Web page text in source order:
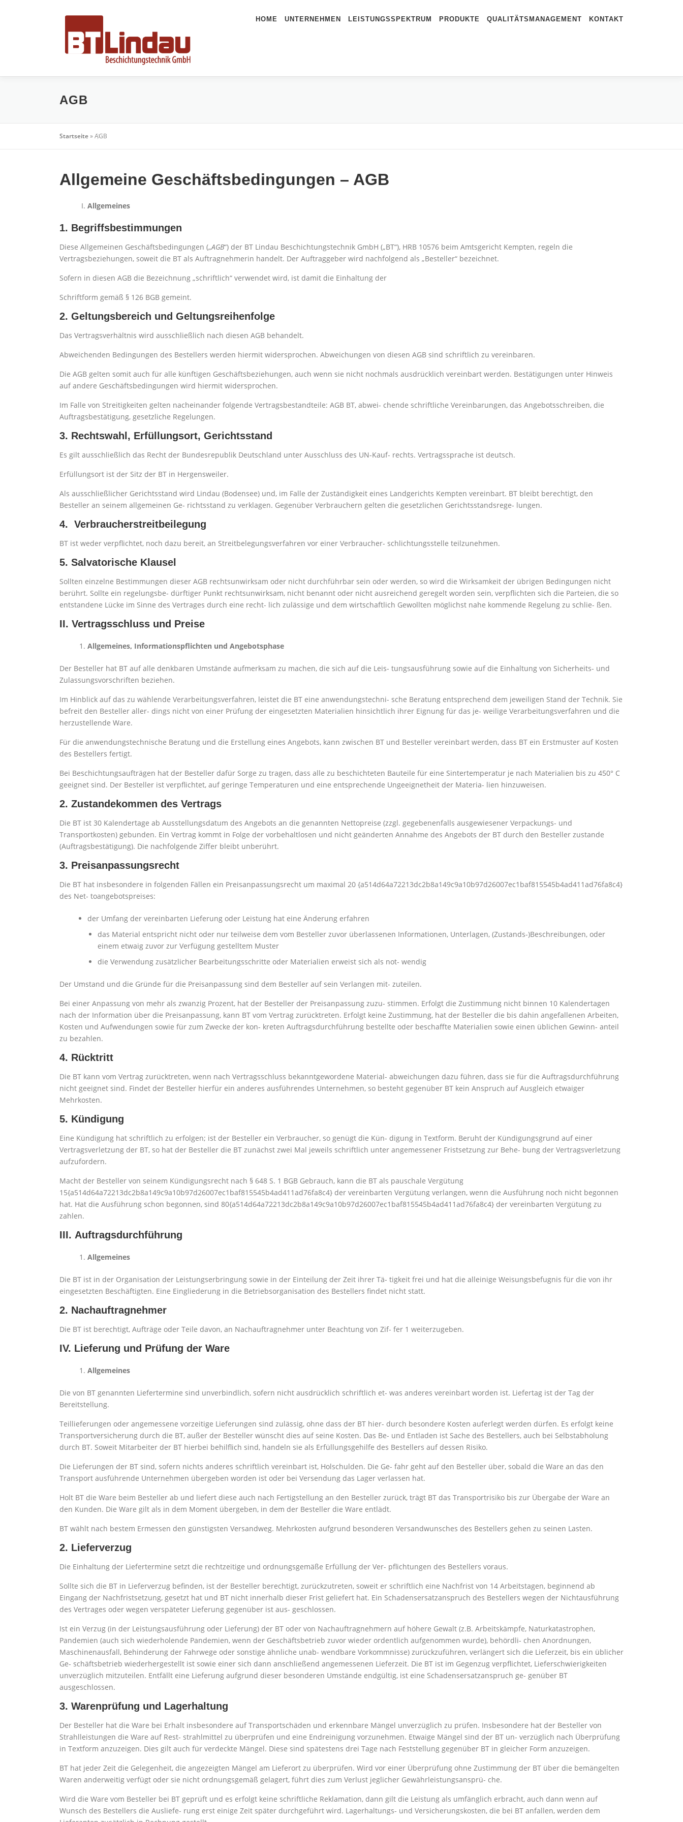
HOME UNTERNEHMEN LEISTUNGSSPEKTRUM PRODUKTE QUALITÄTSMANAGEMENT KONTAKT
AGB
Startseite»AGB
Allgemeine Geschäftsbedingungen – AGB
Allgemeines
1. Begriffsbestimmungen
Diese Allgemeinen Geschäftsbedingungen („AGB“) der BT Lindau Beschichtungstechnik GmbH („BT“), HRB 10576 beim Amtsgericht Kempten, regeln die
Vertragsbeziehungen, soweit die BT als Auftragnehmerin handelt. Der Auftraggeber wird nachfolgend als „Besteller“ bezeichnet.
Sofern in diesen AGB die Bezeichnung „schriftlich“ verwendet wird, ist damit die Einhaltung der
Schriftform gemäß § 126 BGB gemeint.
2. Geltungsbereich und Geltungsreihenfolge
Das Vertragsverhältnis wird ausschließlich nach diesen AGB behandelt.
Abweichenden Bedingungen des Bestellers werden hiermit widersprochen. Abweichungen von diesen AGB sind schriftlich zu vereinbaren.
Die AGB gelten somit auch für alle künftigen Geschäftsbeziehungen, auch wenn sie nicht nochmals ausdrücklich vereinbart werden. Bestätigungen unter Hinweis
auf andere Geschäftsbedingungen wird hiermit widersprochen.
Im Falle von Streitigkeiten gelten nacheinander folgende Vertragsbestandteile: AGB BT, abwei- chende schriftliche Vereinbarungen, das Angebotsschreiben, die
Auftragsbestätigung, gesetzliche Regelungen.
3. Rechtswahl, Erfüllungsort, Gerichtsstand
Es gilt ausschließlich das Recht der Bundesrepublik Deutschland unter Ausschluss des UN-Kauf- rechts. Vertragssprache ist deutsch.
Erfüllungsort ist der Sitz der BT in Hergensweiler.
Als ausschließlicher Gerichtsstand wird Lindau (Bodensee) und, im Falle der Zuständigkeit eines Landgerichts Kempten vereinbart. BT bleibt berechtigt, den
Besteller an seinem allgemeinen Ge- richtsstand zu verklagen. Gegenüber Verbrauchern gelten die gesetzlichen Gerichtsstandsrege- lungen.
4. Verbraucherstreitbeilegung
BT ist weder verpflichtet, noch dazu bereit, an Streitbelegungsverfahren vor einer Verbraucher- schlichtungsstelle teilzunehmen.
5. Salvatorische Klausel
Sollten einzelne Bestimmungen dieser AGB rechtsunwirksam oder nicht durchführbar sein oder werden, so wird die Wirksamkeit der übrigen Bedingungen nicht
berührt. Sollte ein regelungsbe- dürftiger Punkt rechtsunwirksam, nicht benannt oder nicht ausreichend geregelt worden sein, verpflichten sich die Parteien, die so
entstandene Lücke im Sinne des Vertrages durch eine recht- lich zulässige und dem wirtschaftlich Gewollten möglichst nahe kommende Regelung zu schlie- ßen.
II. Vertragsschluss und Preise
Allgemeines, Informationspflichten und Angebotsphase
Der Besteller hat BT auf alle denkbaren Umstände aufmerksam zu machen, die sich auf die Leis- tungsausführung sowie auf die Einhaltung von Sicherheits- und
Zulassungsvorschriften beziehen.
Im Hinblick auf das zu wählende Verarbeitungsverfahren, leistet die BT eine anwendungstechni- sche Beratung entsprechend dem jeweiligen Stand der Technik. Sie
befreit den Besteller aller- dings nicht von einer Prüfung der eingesetzten Materialien hinsichtlich ihrer Eignung für das je- weilige Verarbeitungsverfahren und die
herzustellende Ware.
Für die anwendungstechnische Beratung und die Erstellung eines Angebots, kann zwischen BT und Besteller vereinbart werden, dass BT ein Erstmuster auf Kosten
des Bestellers fertigt.
Bei Beschichtungsaufträgen hat der Besteller dafür Sorge zu tragen, dass alle zu beschichteten Bauteile für eine Sintertemperatur je nach Materialien bis zu 450° C
geeignet sind. Der Besteller ist verpflichtet, auf geringe Temperaturen und eine entsprechende Ungeeignetheit der Materia- lien hinzuweisen.
2. Zustandekommen des Vertrags
Die BT ist 30 Kalendertage ab Ausstellungsdatum des Angebots an die genannten Nettopreise (zzgl. gegebenenfalls ausgewiesener Verpackungs- und
Transportkosten) gebunden. Ein Vertrag kommt in Folge der vorbehaltlosen und nicht geänderten Annahme des Angebots der BT durch den Besteller zustande
(Auftragsbestätigung). Die nachfolgende Ziffer bleibt unberührt.
3. Preisanpassungsrecht
Die BT hat insbesondere in folgenden Fällen ein Preisanpassungsrecht um maximal 20 {a514d64a72213dc2b8a149c9a10b97d26007ec1baf815545b4ad411ad76fa8c4}
des Net- toangebotspreises:
der Umfang der vereinbarten Lieferung oder Leistung hat eine Änderung erfahren
das Material entspricht nicht oder nur teilweise dem vom Besteller zuvor überlassenen Informationen, Unterlagen, (Zustands-)Beschreibungen, oder
einem etwaig zuvor zur Verfügung gestelltem Muster
die Verwendung zusätzlicher Bearbeitungsschritte oder Materialien erweist sich als not- wendig
Der Umstand und die Gründe für die Preisanpassung sind dem Besteller auf sein Verlangen mit- zuteilen.
Bei einer Anpassung von mehr als zwanzig Prozent, hat der Besteller der Preisanpassung zuzu- stimmen. Erfolgt die Zustimmung nicht binnen 10 Kalendertagen
nach der Information über die Preisanpassung, kann BT vom Vertrag zurücktreten. Erfolgt keine Zustimmung, hat der Besteller die bis dahin angefallenen Arbeiten,
Kosten und Aufwendungen sowie für zum Zwecke der kon- kreten Auftragsdurchführung bestellte oder beschaffte Materialien sowie einen üblichen Gewinn- anteil
zu bezahlen.
4. Rücktritt
Die BT kann vom Vertrag zurücktreten, wenn nach Vertragsschluss bekanntgewordene Material- abweichungen dazu führen, dass sie für die Auftragsdurchführung
nicht geeignet sind. Findet der Besteller hierfür ein anderes ausführendes Unternehmen, so besteht gegenüber BT kein Anspruch auf Ausgleich etwaiger
Mehrkosten.
5. Kündigung
Eine Kündigung hat schriftlich zu erfolgen; ist der Besteller ein Verbraucher, so genügt die Kün- digung in Textform. Beruht der Kündigungsgrund auf einer
Vertragsverletzung der BT, so hat der Besteller die BT zunächst zwei Mal jeweils schriftlich unter angemessener Fristsetzung zur Behe- bung der Vertragsverletzung
aufzufordern.
Macht der Besteller von seinem Kündigungsrecht nach § 648 S. 1 BGB Gebrauch, kann die BT als pauschale Vergütung
15{a514d64a72213dc2b8a149c9a10b97d26007ec1baf815545b4ad411ad76fa8c4} der vereinbarten Vergütung verlangen, wenn die Ausführung noch nicht begonnen
hat. Hat die Ausführung schon begonnen, sind 80{a514d64a72213dc2b8a149c9a10b97d26007ec1baf815545b4ad411ad76fa8c4} der vereinbarten Vergütung zu
zahlen.
III. Auftragsdurchführung
Allgemeines
Die BT ist in der Organisation der Leistungserbringung sowie in der Einteilung der Zeit ihrer Tä- tigkeit frei und hat die alleinige Weisungsbefugnis für die von ihr
eingesetzten Beschäftigten. Eine Eingliederung in die Betriebsorganisation des Bestellers findet nicht statt.
2. Nachauftragnehmer
Die BT ist berechtigt, Aufträge oder Teile davon, an Nachauftragnehmer unter Beachtung von Zif- fer 1 weiterzugeben.
IV. Lieferung und Prüfung der Ware
Allgemeines
Die von BT genannten Liefertermine sind unverbindlich, sofern nicht ausdrücklich schriftlich et- was anderes vereinbart worden ist. Liefertag ist der Tag der
Bereitstellung.
Teillieferungen oder angemessene vorzeitige Lieferungen sind zulässig, ohne dass der BT hier- durch besondere Kosten auferlegt werden dürfen. Es erfolgt keine
Transportversicherung durch die BT, außer der Besteller wünscht dies auf seine Kosten. Das Be- und Entladen ist Sache des Bestellers, auch bei Selbstabholung
durch BT. Soweit Mitarbeiter der BT hierbei behilflich sind, handeln sie als Erfüllungsgehilfe des Bestellers auf dessen Risiko.
Die Lieferungen der BT sind, sofern nichts anderes schriftlich vereinbart ist, Holschulden. Die Ge- fahr geht auf den Besteller über, sobald die Ware an das den
Transport ausführende Unternehmen übergeben worden ist oder bei Versendung das Lager verlassen hat.
Holt BT die Ware beim Besteller ab und liefert diese auch nach Fertigstellung an den Besteller zurück, trägt BT das Transportrisiko bis zur Übergabe der Ware an
den Kunden. Die Ware gilt als in dem Moment übergeben, in dem der Besteller die Ware entlädt.
BT wählt nach bestem Ermessen den günstigsten Versandweg. Mehrkosten aufgrund besonderen Versandwunsches des Bestellers gehen zu seinen Lasten.
2. Lieferverzug
Die Einhaltung der Liefertermine setzt die rechtzeitige und ordnungsgemäße Erfüllung der Ver- pflichtungen des Bestellers voraus.
Sollte sich die BT in Lieferverzug befinden, ist der Besteller berechtigt, zurückzutreten, soweit er schriftlich eine Nachfrist von 14 Arbeitstagen, beginnend ab
Eingang der Nachfristsetzung, gesetzt hat und BT nicht innerhalb dieser Frist geliefert hat. Ein Schadensersatzanspruch des Bestellers wegen der Nichtausführung
des Vertrages oder wegen verspäteter Lieferung gegenüber ist aus- geschlossen.
Ist ein Verzug (in der Leistungsausführung oder Lieferung) der BT oder von Nachauftragnehmern auf höhere Gewalt (z.B. Arbeitskämpfe, Naturkatastrophen,
Pandemien (auch sich wiederholende Pandemien, wenn der Geschäftsbetrieb zuvor wieder ordentlich aufgenommen wurde), behördli- chen Anordnungen,
Maschinenausfall, Behinderung der Fahrwege oder sonstige ähnliche unab- wendbare Vorkommnisse) zurückzuführen, verlängert sich die Lieferzeit, bis ein üblicher
Ge- schäftsbetrieb wiederhergestellt ist sowie einer sich dann anschließend angemessenen Lieferzeit. Die BT ist im Gegenzug verpflichtet, Lieferschwierigkeiten
unverzüglich mitzuteilen. Entfällt eine Lieferung aufgrund dieser besonderen Umstände endgültig, ist eine Schadensersatzanspruch ge- genüber BT
ausgeschlossen.
3. Warenprüfung und Lagerhaltung
Der Besteller hat die Ware bei Erhalt insbesondere auf Transportschäden und erkennbare Mängel unverzüglich zu prüfen. Insbesondere hat der Besteller von
Strahlleistungen die Ware auf Rest- strahlmittel zu überprüfen und eine Endreinigung vorzunehmen. Etwaige Mängel sind der BT un- verzüglich nach Überprüfung
in Textform anzuzeigen. Dies gilt auch für verdeckte Mängel. Diese sind spätestens drei Tage nach Feststellung gegenüber BT in gleicher Form anzuzeigen.
BT hat jeder Zeit die Gelegenheit, die angezeigten Mängel am Lieferort zu überprüfen. Wird vor einer Überprüfung ohne Zustimmung der BT über die bemängelten
Waren anderweitig verfügt oder sie nicht ordnungsgemäß gelagert, führt dies zum Verlust jeglicher Gewährleistungsansprü- che.
Wird die Ware vom Besteller bei BT geprüft und es erfolgt keine schriftliche Reklamation, dann gilt die Leistung als umfänglich erbracht, auch dann wenn auf
Wunsch des Bestellers die Ausliefe- rung erst einige Zeit später durchgeführt wird. Lagerhaltungs- und Versicherungskosten, die bei BT anfallen, werden dem